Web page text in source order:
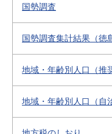
国勢調査
国勢調査集計結果（徳
地域・年齢別人口（推
地域・年齢別人口（自